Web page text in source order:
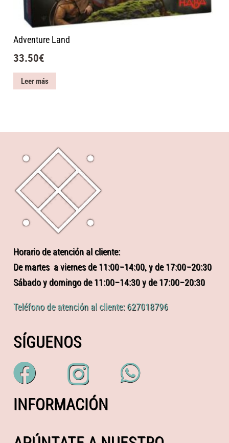
Adventure Land
33.50€
Leer más
Horario de atención al cliente:
De martes a viernes de 11:00–14:00, y de 17:00–20:30
Sábado y domingo de 11:00–14:30 y de 17:00–20:30
Teléfono de atención al cliente: 627018796
SÍGUENOS
INFORMACIÓN